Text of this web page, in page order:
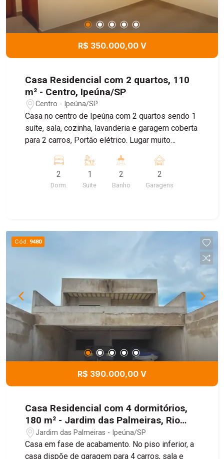
R$ 350.000,00 V
Casa Residencial com 2 quartos, 110
m² - Centro, Ipeúna/SP
Centro - Ipeúna/SP
Casa no centro de Ipeúna com 2 quartos sendo 1
suíte, sala, cozinha, lavanderia e garagem coberta
para 2 carros, Portão elétrico. Lugar muito
2
Dorm.
1
Suite
2
Banho
2
Garagens
Cód. 9480
R$ 390.000,00 V
Casa Residencial com 4 dormitórios,
180 m² - Jardim das Palmeiras, Rio
Claro/SP
Jardim das Palmeiras - Ipeúna/SP
Casa em fase de acabamento. No piso inferior, a
casa dispõe de garagem para 4 carros, sala e